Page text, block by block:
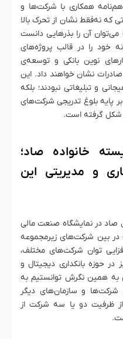
چند روز، بیش از ۳۰ تفاهم‌نامه همکاری با شرکت‌ها و
که نه‌فقط نشان از تحرک بالا
می‌توان آن را بذرهایی دانست
خود را در قالب پروژه‌های
نوین بانکی و توسعه‌ی
نشان خواهند داد. این
و تبلیغاتی نبودند؛ بلکه
بر پایه بلوغ تدریجی شرکت‌های
شکل گرفته است.
خانواده صاد؛
و مدیریتی این
در نمایشگاه صنعت مالی
بین شرکت‌های زیرمجموعه
توان شرکت‌های مختلف،
در حوزه بانکداری دیجیتال و
به همین نگرش توانستیم به
و سازمان‌های دیگر
از ظرفیت دو یا سه شرکت از